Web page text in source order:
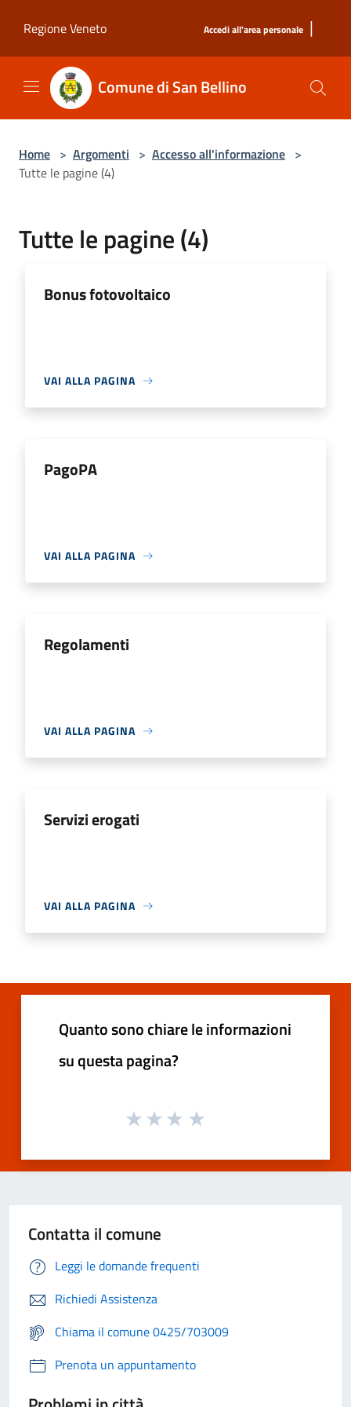
Regione Veneto
Accedi all'area personale |
Comune di San Bellino
Home > Argomenti > Accesso all'informazione >
Tutte le pagine (4)
Tutte le pagine (4)
Bonus fotovoltaico
VAI ALLA PAGINA
PagoPA
VAI ALLA PAGINA
Regolamenti
VAI ALLA PAGINA
Servizi erogati
VAI ALLA PAGINA
Quanto sono chiare le informazioni
su questa pagina?
Contatta il comune
Leggi le domande frequenti
Richiedi Assistenza
Chiama il comune 0425/703009
Prenota un appuntamento